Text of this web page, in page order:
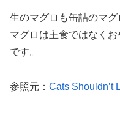
生のマグロも缶詰のマグ
マグロは主食ではなく
です。
参照元： Cats Shouldn’t